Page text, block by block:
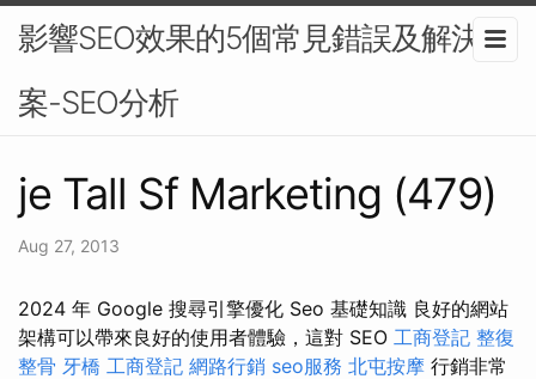
影響SEO效果的5個常見錯誤及解決方
案-SEO分析
je Tall Sf Marketing (479)
Aug 27, 2013
2024 年 Google 搜尋引擎優化 Seo 基礎知識 良好的網站
架構可以帶來良好的使用者體驗，這對 SEO 工商登記 整復
整骨 牙橋 工商登記 網路行銷 seo服務 北屯按摩 行銷非常